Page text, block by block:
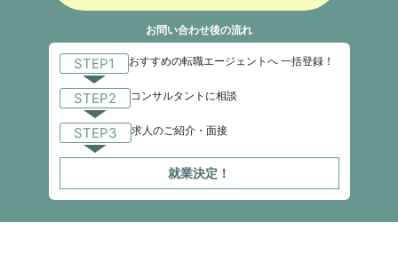
お問い合わせ後の流れ
STEP1 おすすめの転職エージェントへ 一括登録！
STEP2 コンサルタントに相談
STEP3 求人のご紹介・面接
就業決定！